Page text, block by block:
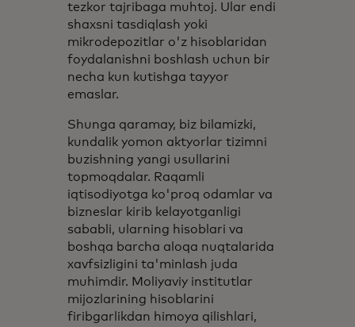
tezkor tajribaga muhtoj. Ular endi
shaxsni tasdiqlash yoki
mikrodepozitlar o'z hisoblaridan
foydalanishni boshlash uchun bir
necha kun kutishga tayyor
emaslar.
Shunga qaramay, biz bilamizki,
kundalik yomon aktyorlar tizimni
buzishning yangi usullarini
topmoqdalar. Raqamli
iqtisodiyotga ko'proq odamlar va
bizneslar kirib kelayotganligi
sababli, ularning hisoblari va
boshqa barcha aloqa nuqtalarida
xavfsizligini ta'minlash juda
muhimdir. Moliyaviy institutlar
mijozlarining hisoblarini
firibgarlikdan himoya qilishlari,